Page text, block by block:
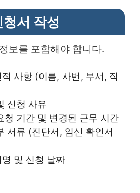
청서 작성
보를 포함해야 합니다.
사항 (이름, 사번, 부서, 직
신청 사유
청 기간 및 변경된 근무 시간
서류 (진단서, 임신 확인서
및 신청 날짜